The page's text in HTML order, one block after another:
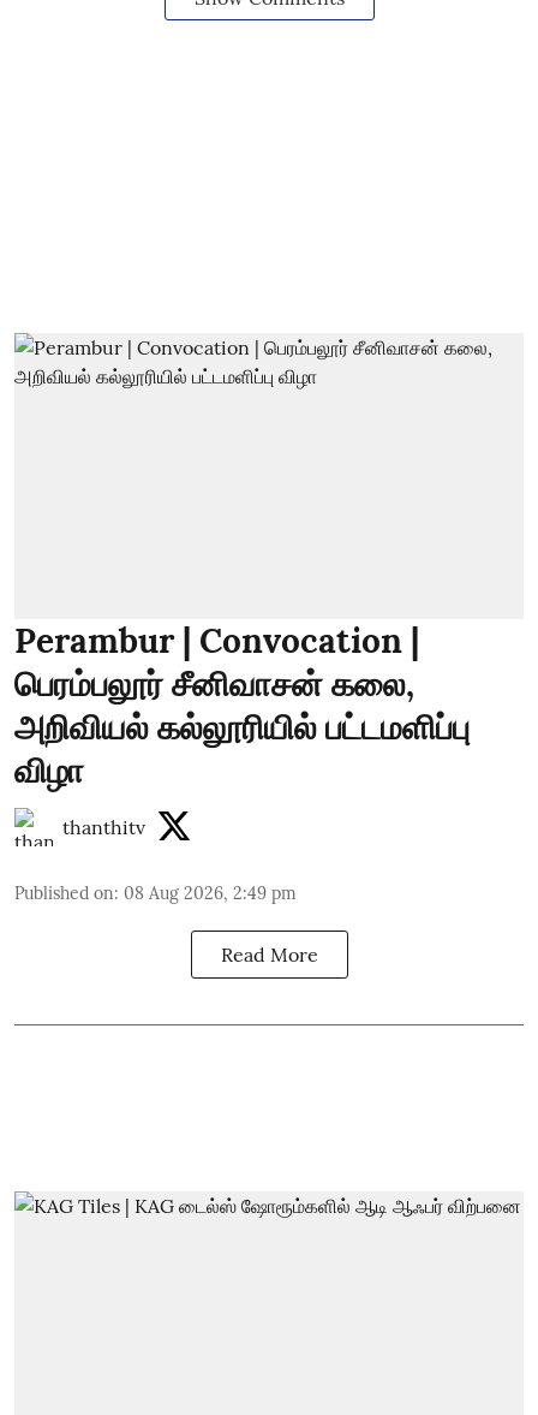
Perambur | Convocation |
பெரம்பலூர் சீனிவாசன் கலை,
அறிவியல் கல்லூரியில் பட்டமளிப்பு
விழா
thanthitv
Published on: 08 Aug 2026, 2:49 pm
Read More